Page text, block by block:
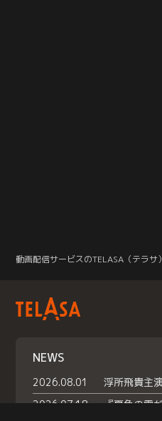
動画配信サービスのTELASA（テラサ）
NEWS
2026.08.01
2026.07.18